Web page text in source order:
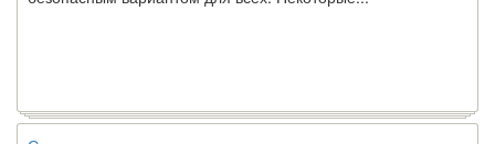
Создана программа предсказывающая смерть человека с